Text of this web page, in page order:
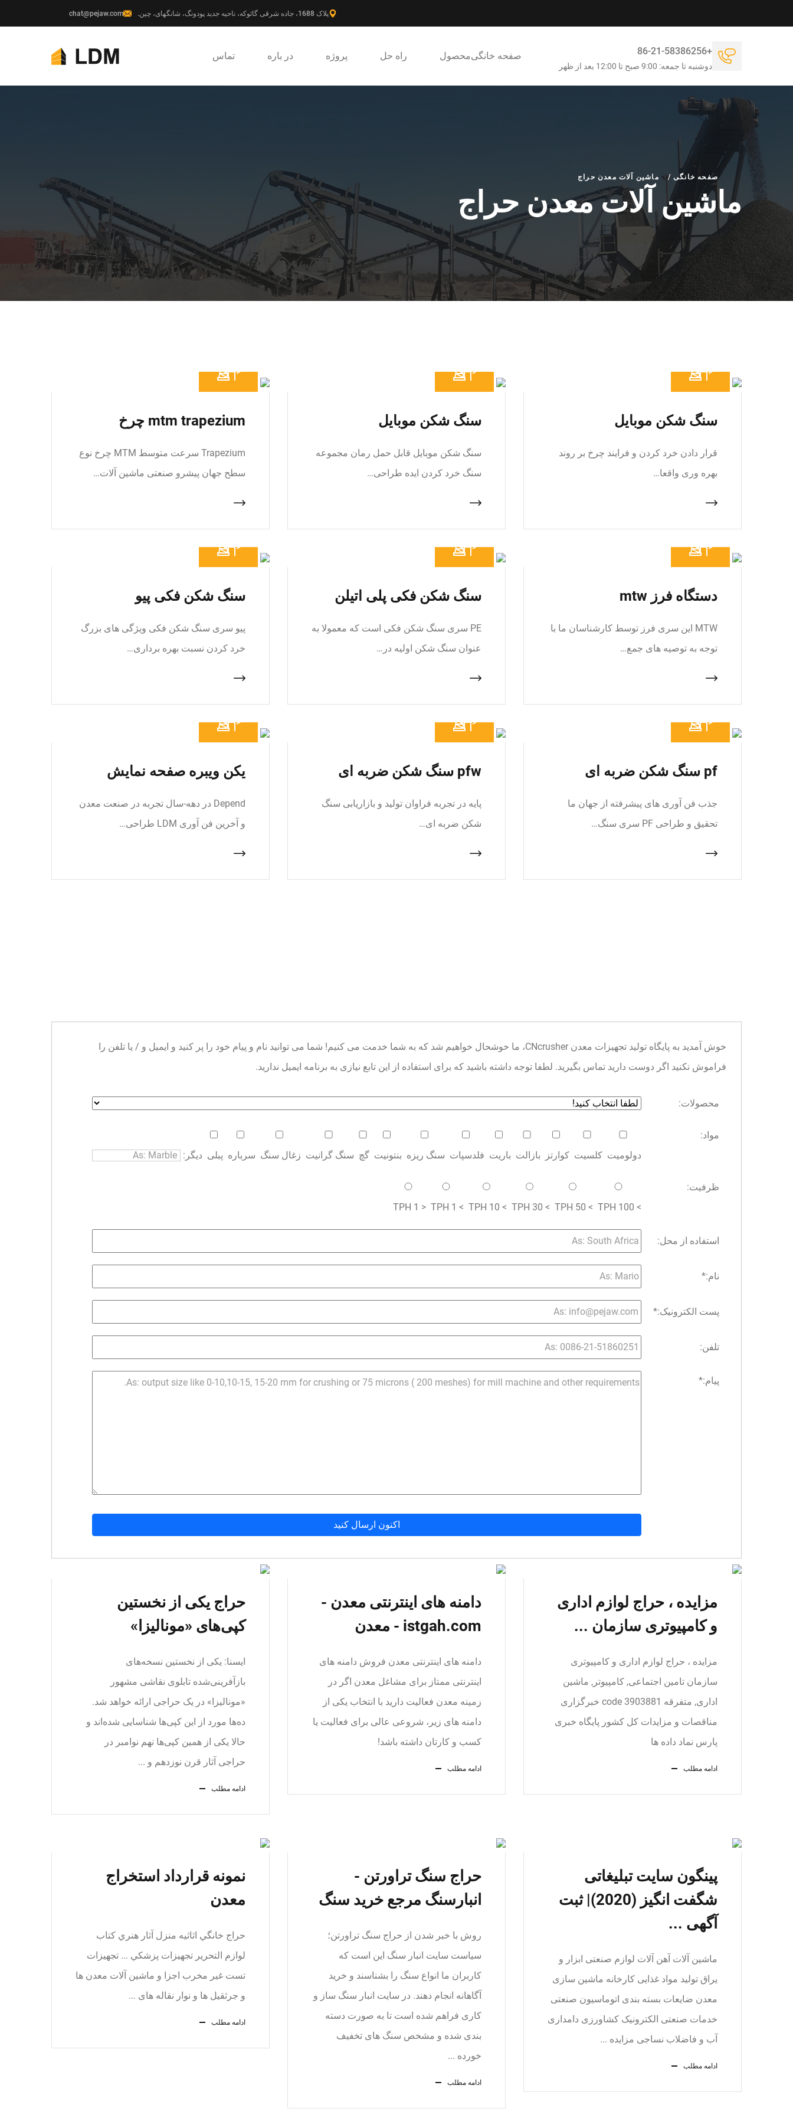
پلاک 1688، جاده شرقی گائوکه، ناحیه جدید پودونگ، شانگهای، چین. chat@pejaw.com
صفحه خانگیمحصول راه حل پروژه در باره تماس +86-21-58386256
دوشنبه تا جمعه: 9:00 صبح تا 12:00 بعد از ظهر
صفحه خانگی / ماشین آلات معدن حراج
ماشین آلات معدن حراج
سنگ شکن موبایل
قرار دادن خرد کردن و فرایند چرخ بر روند
بهره وری واقعا…
سنگ شکن موبایل
سنگ شکن موبایل قابل حمل رمان مجموعه
سنگ خرد کردن ایده طراحی…
mtm trapezium چرخ
Trapezium سرعت متوسط MTM چرخ نوع
سطح جهان پیشرو صنعتی ماشین آلات…
دستگاه فرز mtw
MTW این سری فرز توسط کارشناسان ما با
توجه به توصیه های جمع…
سنگ شکن فکی پلی اتیلن
PE سری سنگ شکن فکی است که معمولا به
عنوان سنگ شکن اولیه در…
سنگ شکن فکی پیو
پیو سری سنگ شکن فکی ویژگی های بزرگ
خرد کردن نسبت بهره برداری…
pf سنگ شکن ضربه ای
جذب فن آوری های پیشرفته از جهان ما
تحقیق و طراحی PF سری سنگ…
pfw سنگ شکن ضربه ای
پایه در تجربه فراوان تولید و بازاریابی سنگ
شکن ضربه ای…
یکن ویبره صفحه نمایش
Depend در دهه-سال تجربه در صنعت معدن
و آخرین فن آوری LDM طراحی…
خوش آمدید به پایگاه تولید تجهیزات معدن CNcrusher، ما خوشحال خواهیم شد که به شما خدمت می کنیم! شما می توانید نام و پیام خود را پر کنید و ایمیل و / یا تلفن را
فراموش نکنید اگر دوست دارید تماس بگیرید. لطفا توجه داشته باشید که برای استفاده از این تابع نیازی به برنامه ایمیل ندارید.
محصولات:
مواد:
دولومیت کلسیت کوارتز بازالت باریت فلدسپات سنگ ریزه بنتونیت گچ سنگ گرانیت زغال سنگ سرباره پبلی دیگر:
ظرفیت:
> 100 TPH
> 50 TPH
> 30 TPH
> 10 TPH
> 1 TPH
< 1 TPH
استفاده از محل:
نام:*
پست الکترونیک:*
تلفن:
پیام:*
مزایده ، حراج لوازم اداری
و کامپیوتری سازمان ...
مزایده ، حراج لوازم اداری و کامپیوتری
سازمان تامین اجتماعی, کامپیوتر, ماشین
اداری, متفرقه code 3903881 خبرگزاری
مناقصات و مزایدات کل کشور پایگاه خبری
پارس نماد داده ها
ادامه مطلب
دامنه های اینترنتی معدن -
istgah.com - معدن
دامنه های اینترنتی معدن فروش دامنه های
اینترنتی ممتاز برای مشاغل معدن اگر در
زمینه معدن فعالیت دارید با انتخاب یکی از
دامنه های زیر، شروعی عالی برای فعالیت یا
کسب و کارتان داشته باشد!
ادامه مطلب
حراج یکی از نخستین
کپی‌های «مونالیزا»
ایسنا: یکی از نخستین‌ نسخه‌های
بازآفرینی‌شده تابلوی نقاشی مشهور
«مونالیزا» در یک حراجی ارائه خواهد شد.
ده‌ها مورد از این کپی‌ها شناسایی شده‌اند و
حالا یکی از همین کپی‌ها نهم نوامبر در
حراجی آثار قرن نوزدهم و ...
ادامه مطلب
پینگون سایت تبلیغاتی
شگفت انگیز (2020)| ثبت
آگهی ...
ماشین آلات آهن آلات لوازم صنعتی ابزار و
یراق تولید مواد غذایی کارخانه ماشین سازی
معدن ضایعات بسته بندی اتوماسیون صنعتی
خدمات صنعتی الکترونیک کشاورزی دامداری
آب و فاضلاب نساجی مزایده ...
ادامه مطلب
حراج سنگ تراورتن -
انبارسنگ مرجع خرید سنگ
روش با خبر شدن از حراج سنگ تراورتن؛
سیاست سایت انبار سنگ این است که
کاربران ما انواع سنگ را بشناسند و خرید
آگاهانه انجام دهند. در سایت انبار سنگ ساز و
کاری فراهم شده است تا به صورت دسته
بندی شده و مشخص سنگ های تخفیف
خورده ...
ادامه مطلب
نمونه قرارداد استخراج
معدن
حراج خانگي اثاثيه منزل آثار هنري كتاب
لوازم التحرير تجهيزات پزشكي ... تجهیزات
تست غیر مخرب اجزا و ماشین آلات معدن ها
و جرثقیل ها و نوار نقاله های ...
ادامه مطلب